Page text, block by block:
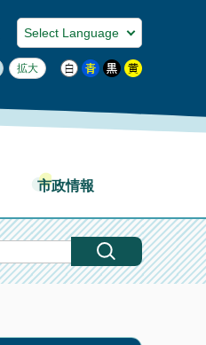
拡大
市政情報